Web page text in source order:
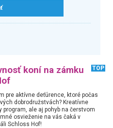
koní na zámku
TOP
pre aktívne deťúrence, ktoré počas
dobrodružstvách? Kreatívne
program, ale aj pohyb na čerstvom
osvieženie na vás čaká v
Schloss Hof!